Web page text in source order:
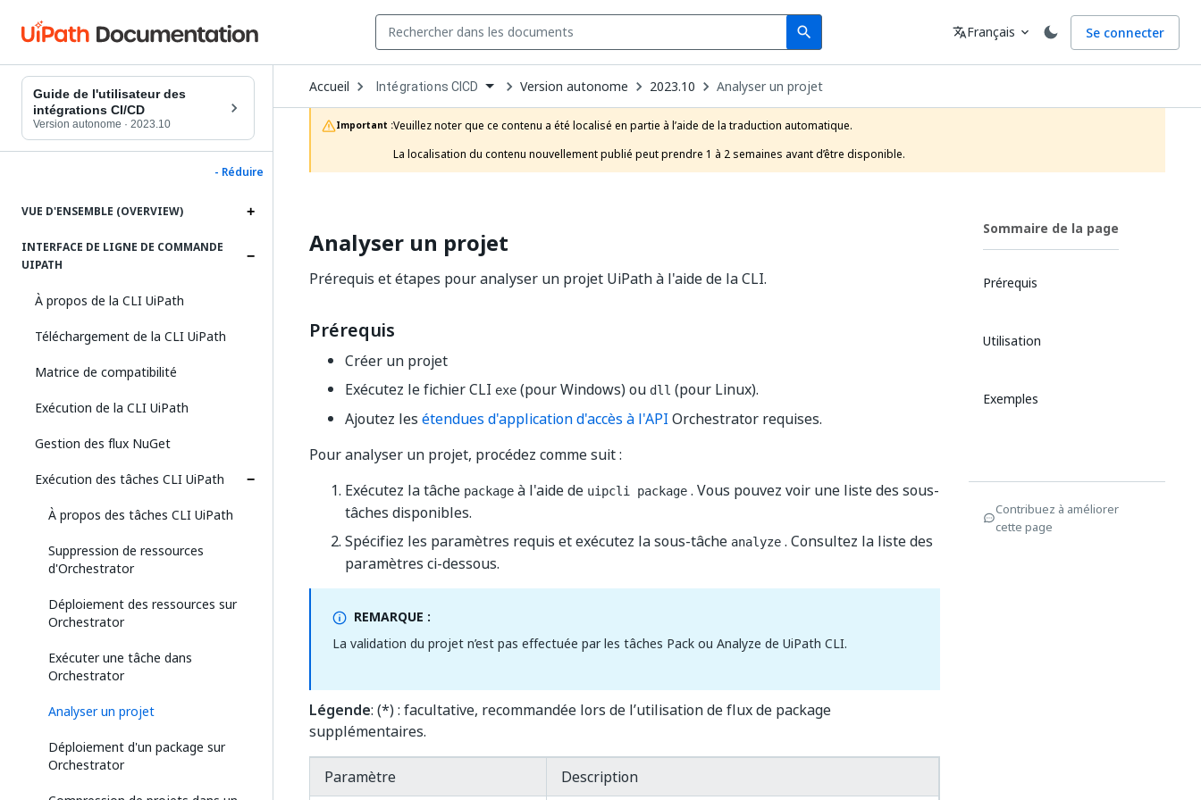
search
Search Langue
translateFrançais expand_more Se connecter
Guide de l'utilisateur des
intégrations CI/CD
Version autonome · 2023.10
- Réduire
VUE D'ENSEMBLE (OVERVIEW)
INTERFACE DE LIGNE DE COMMANDE
UIPATH
À propos de la CLI UiPath
Téléchargement de la CLI UiPath
Matrice de compatibilité
Exécution de la CLI UiPath
Gestion des flux NuGet
Exécution des tâches CLI UiPath
À propos des tâches CLI UiPath
Suppression de ressources
d'Orchestrator
Déploiement des ressources sur
Orchestrator
Exécuter une tâche dans
Orchestrator
Analyser un projet
Déploiement d'un package sur
Orchestrator
Accueil Open
Dropdown
to
choose
product
Intégrations CICD Version autonome 2023.10 Analyser un projet
Important :Veuillez noter que ce contenu a été localisé en partie à l’aide de la traduction automatique.
La localisation du contenu nouvellement publié peut prendre 1 à 2 semaines avant d’être disponible.
Analyser un projet
Prérequis et étapes pour analyser un projet UiPath à l'aide de la CLI.
Prérequis
Créer un projet
Exécutez le fichier CLI exe (pour Windows) ou dll (pour Linux).
Ajoutez les étendues d'application d'accès à l'API Orchestrator requises.
Pour analyser un projet, procédez comme suit :
Exécutez la tâche package à l'aide de uipcli package . Vous pouvez voir une liste des sous-
tâches disponibles.
Spécifiez les paramètres requis et exécutez la sous-tâche analyze . Consultez la liste des
paramètres ci-dessous.
REMARQUE :
La validation du projet n’est pas effectuée par les tâches Pack ou Analyze de UiPath CLI.
Légende: (*) : facultative, recommandée lors de l’utilisation de flux de package
supplémentaires.
Paramètre Description
Sommaire de la page
Prérequis
Utilisation
Exemples
Contribuez à améliorer
cette page